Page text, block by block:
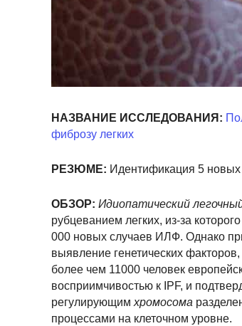
НАЗВАНИЕ ИССЛЕДОВАНИЯ:
фиброзу легких
РЕЗЮМЕ: Идентификация 5
ОБЗОР: Идиопатический
рубцеванием легких, из-за
000 новых случаев ИЛФ. Однако
выявление генетических
более чем 11000 человек
восприимчивостью к IPF, и
регулирующим хромосома
процессами на клеточном уровне.